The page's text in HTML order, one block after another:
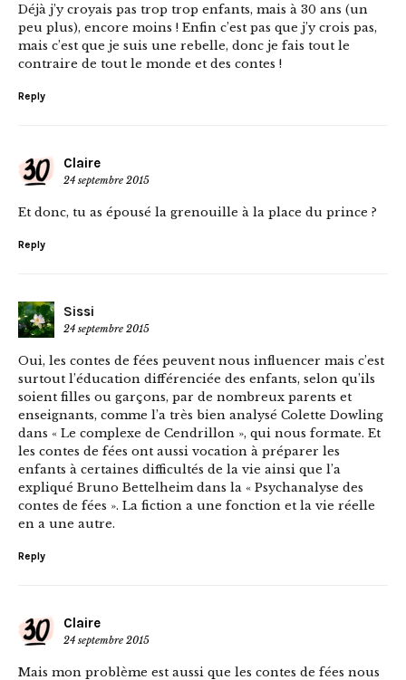
Déjà j’y croyais pas trop trop enfants, mais à 30 ans (un
peu plus), encore moins ! Enfin c’est pas que j’y crois pas,
mais c’est que je suis une rebelle, donc je fais tout le
contraire de tout le monde et des contes !
Reply
Claire
24 septembre 2015
Et donc, tu as épousé la grenouille à la place du prince ?
Reply
Sissi
24 septembre 2015
Oui, les contes de fées peuvent nous influencer mais c’est
surtout l’éducation différenciée des enfants, selon qu’ils
soient filles ou garçons, par de nombreux parents et
enseignants, comme l’a très bien analysé Colette Dowling
dans « Le complexe de Cendrillon », qui nous formate. Et
les contes de fées ont aussi vocation à préparer les
enfants à certaines difficultés de la vie ainsi que l’a
expliqué Bruno Bettelheim dans la « Psychanalyse des
contes de fées ». La fiction a une fonction et la vie réelle
en a une autre.
Reply
Claire
24 septembre 2015
Mais mon problème est aussi que les contes de fées nous